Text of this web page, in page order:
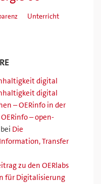
Unterricht
digital
digital
– OERinfo in der
– open-
bei Die
Transfer
zu den OERlabs
für Digitalisierung